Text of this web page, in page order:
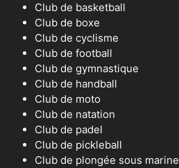
Club de basketball
Club de boxe
Club de cyclisme
Club de football
Club de gymnastique
Club de handball
Club de moto
Club de natation
Club de padel
Club de pickleball
Club de plongée sous marine